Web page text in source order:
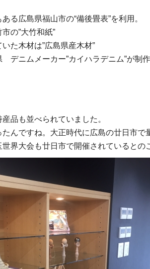
る広島県福山市の“備後畳表”を利用。
の”大竹和紙”
た木材は”広島県産木材”
ニムメーカー”カイハラデニム”が制作
品も並べられていました。
んですね。大正時代に広島の廿日市で
界大会も廿日市で開催されているとの